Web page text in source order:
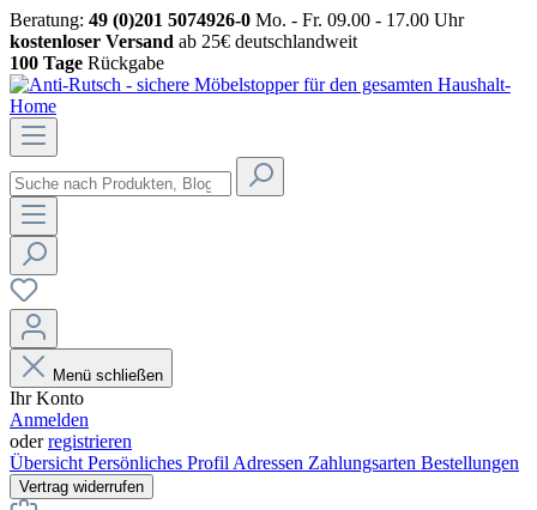
Beratung: 49 (0)201 5074926-0 Mo. - Fr. 09.00 - 17.00 Uhr
kostenloser Versand ab 25€ deutschlandweit
100 Tage Rückgabe
Menü schließen
Ihr Konto
Anmelden
oderregistrieren
Übersicht Persönliches Profil Adressen Zahlungsarten Bestellungen
Vertrag widerrufen